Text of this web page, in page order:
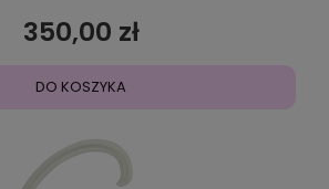
350,00 zł
DO KOSZYKA